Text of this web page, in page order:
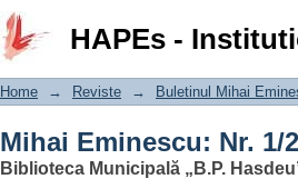
HAPEs -
Mihai Eminescu: Nr. 1/2
Home → Reviste → Buletinul Mihai
Mihai Eminescu: Nr. 1/
Biblioteca Municipală „B.P.